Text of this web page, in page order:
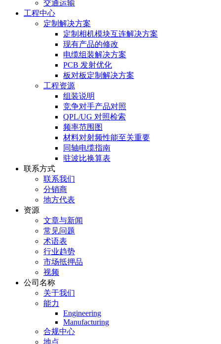
交通运输
工程中心
定制解决方案
定制相机模块互连解决方案
现有产品的修改
电缆组装解决方案
PCB 发射优化
板对板定制解决方案
工程资源
组装说明
竞争对手产品对照
QPL/UG 对照检索
频率范围图
材料对射频性能至关重要
同轴电缆指南
驻波比换算表
联系方式
联系我们
分销商
地方代表
资源
文章与新闻
常见问题
术语表
行业趋势
市场抵押品
视频
公司名称
关于我们
能力
Engineering
Manufacturing
合规中心
地点